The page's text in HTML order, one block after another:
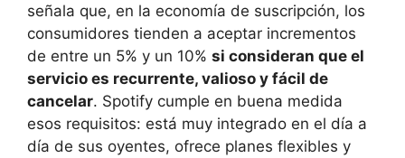
señala que, en la economía de suscripción, los
consumidores tienden a aceptar incrementos
de entre un 5% y un 10% si consideran que el
servicio es recurrente, valioso y fácil de
cancelar. Spotify cumple en buena medida
esos requisitos: está muy integrado en el día a
día de sus oyentes, ofrece planes flexibles y